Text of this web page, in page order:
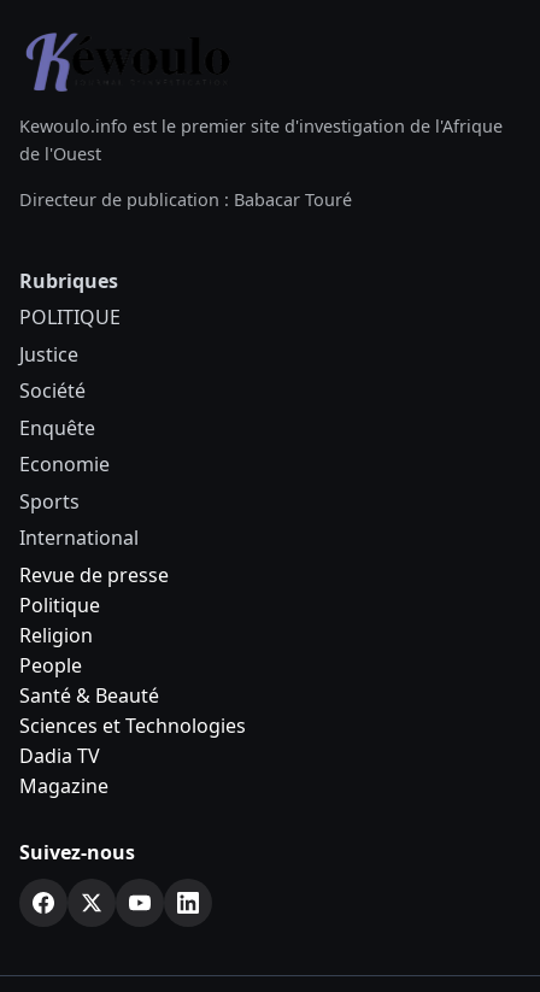
Kewoulo.info est le premier site d'investigation de l'Afrique
de l'Ouest
Directeur de publication : Babacar Touré
Rubriques
POLITIQUE
Justice
Société
Enquête
Economie
Sports
International
Revue de presse
Politique
Religion
People
Santé & Beauté
Sciences et Technologies
Dadia TV
Magazine
Suivez-nous